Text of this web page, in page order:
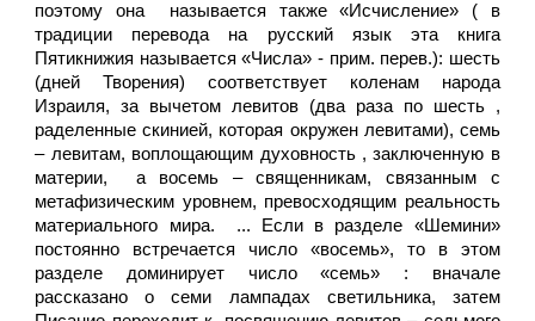
поэтому она называется также «Исчисление» ( в
традиции перевода на русский язык эта книга
Пятикнижия называется «Числа» - прим. перев.): шесть
(дней Творения) соответствует коленам народа
Израиля, за вычетом левитов (два раза по шесть ,
раделенные скинией, которая окружен левитами), семь
– левитам, воплощающим духовность , заключенную в
материи, а восемь – священникам, связанным с
метафизическим уровнем, превосходящим реальность
материального мира. ... Если в разделе «Шемини»
постоянно встречается число «восемь», то в этом
разделе доминирует число «семь» : вначале
рассказано о семи лампадах светильника, затем